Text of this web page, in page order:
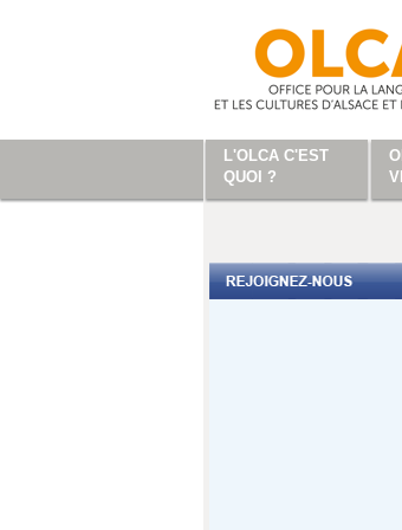
L'OLCA C'EST
QUOI ?